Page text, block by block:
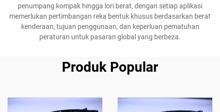
penumpang kompak hingga lori berat, dengan setiap aplikasi
memerlukan pertimbangan reka bentuk khusus berdasarkan berat
kenderaan, tujuan penggunaan, dan keperluan pematuhan
peraturan untuk pasaran global yang berbeza.
Produk Popular